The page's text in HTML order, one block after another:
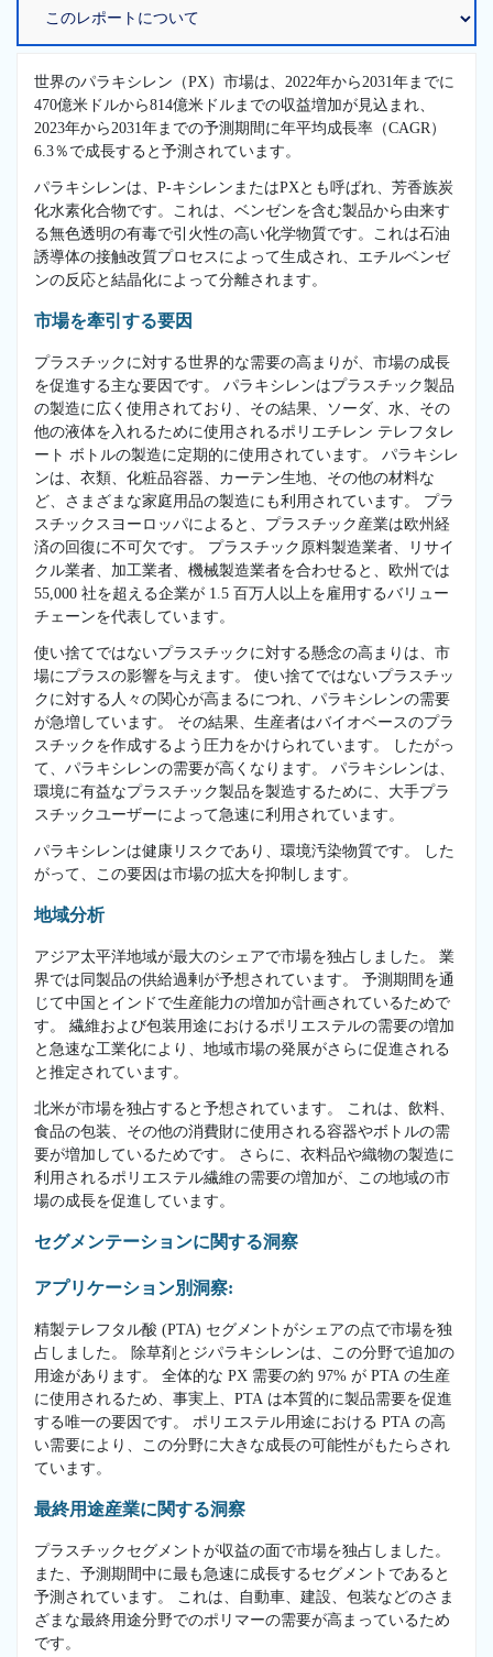
世界のパラキシレン（PX）市場は、2022年から2031年までに
470億米ドルから814億米ドルまでの収益増加が見込まれ、
2023年から2031年までの予測期間に年平均成長率（CAGR）
6.3％で成長すると予測されています。
パラキシレンは、P-キシレンまたはPXとも呼ばれ、芳香族炭
化水素化合物です。これは、ベンゼンを含む製品から由来す
る無色透明の有毒で引火性の高い化学物質です。これは石油
誘導体の接触改質プロセスによって生成され、エチルベンゼ
ンの反応と結晶化によって分離されます。
市場を牽引する要因
プラスチックに対する世界的な需要の高まりが、市場の成長
を促進する主な要因です。 パラキシレンはプラスチック製品
の製造に広く使用されており、その結果、ソーダ、水、その
他の液体を入れるために使用されるポリエチレン テレフタレ
ート ボトルの製造に定期的に使用されています。 パラキシレ
ンは、衣類、化粧品容器、カーテン生地、その他の材料な
ど、さまざまな家庭用品の製造にも利用されています。 プラ
スチックスヨーロッパによると、プラスチック産業は欧州経
済の回復に不可欠です。 プラスチック原料製造業者、リサイ
クル業者、加工業者、機械製造業者を合わせると、欧州では
55,000 社を超える企業が 1.5 百万人以上を雇用するバリュー
チェーンを代表しています。
使い捨てではないプラスチックに対する懸念の高まりは、市
場にプラスの影響を与えます。 使い捨てではないプラスチッ
クに対する人々の関心が高まるにつれ、パラキシレンの需要
が急増しています。 その結果、生産者はバイオベースのプラ
スチックを作成するよう圧力をかけられています。 したがっ
て、パラキシレンの需要が高くなります。 パラキシレンは、
環境に有益なプラスチック製品を製造するために、大手プラ
スチックユーザーによって急速に利用されています。
パラキシレンは健康リスクであり、環境汚染物質です。 した
がって、この要因は市場の拡大を抑制します。
地域分析
アジア太平洋地域が最大のシェアで市場を独占しました。 業
界では同製品の供給過剰が予想されています。 予測期間を通
じて中国とインドで生産能力の増加が計画されているためで
す。 繊維および包装用途におけるポリエステルの需要の増加
と急速な工業化により、地域市場の発展がさらに促進される
と推定されています。
北米が市場を独占すると予想されています。 これは、飲料、
食品の包装、その他の消費財に使用される容器やボトルの需
要が増加しているためです。 さらに、衣料品や織物の製造に
利用されるポリエステル繊維の需要の増加が、この地域の市
場の成長を促進しています。
セグメンテーションに関する洞察
アプリケーション別洞察:
精製テレフタル酸 (PTA) セグメントがシェアの点で市場を独
占しました。 除草剤とジパラキシレンは、この分野で追加の
用途があります。 全体的な PX 需要の約 97% が PTA の生産
に使用されるため、事実上、PTA は本質的に製品需要を促進
する唯一の要因です。 ポリエステル用途における PTA の高
い需要により、この分野に大きな成長の可能性がもたらされ
ています。
最終用途産業に関する洞察
プラスチックセグメントが収益の面で市場を独占しました。
また、予測期間中に最も急速に成長するセグメントであると
予測されています。 これは、自動車、建設、包装などのさま
ざまな最終用途分野でのポリマーの需要が高まっているため
です。